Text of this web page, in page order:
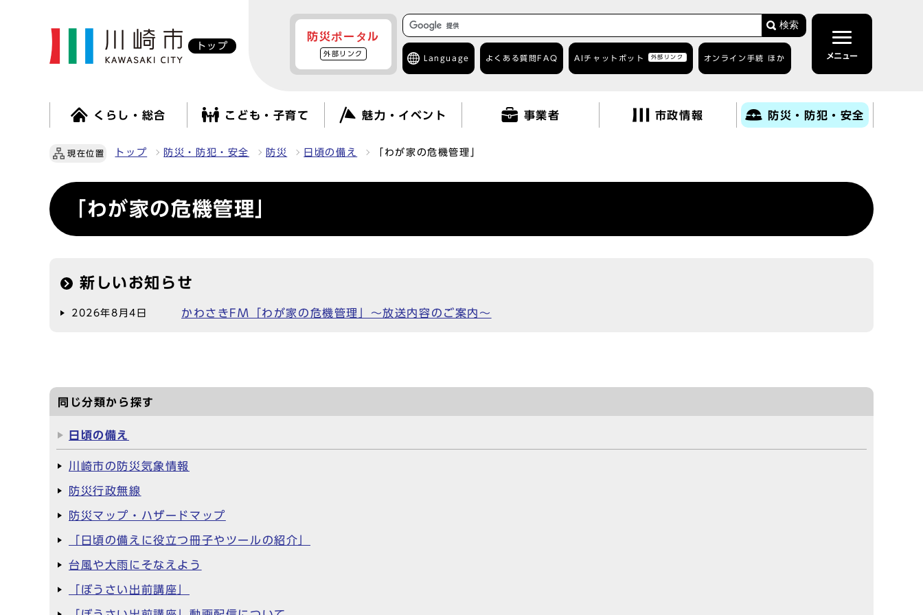
トップ
防災ポータル
外部リンク
検索
Language よくある質問 FAQ AIチャットボット 外部リンク オンライン手続 ほか メニュー
くらし・総合 こども・子育て 魅力・イベント 事業者 市政情報 防災・防犯・安全
現在位置 トップ 防災・防犯・安全 防災 日頃の備え 「わが家の危機管理」
「わが家の危機管理」
新しいお知らせ
2026年8月4日 かわさきFM「わが家の危機管理」～放送内容のご案内～
同じ分類から探す
日頃の備え
川崎市の防災気象情報
防災行政無線
防災マップ・ハザードマップ
「日頃の備えに役立つ冊子やツールの紹介」
台風や大雨にそなえよう
「ぼうさい出前講座」